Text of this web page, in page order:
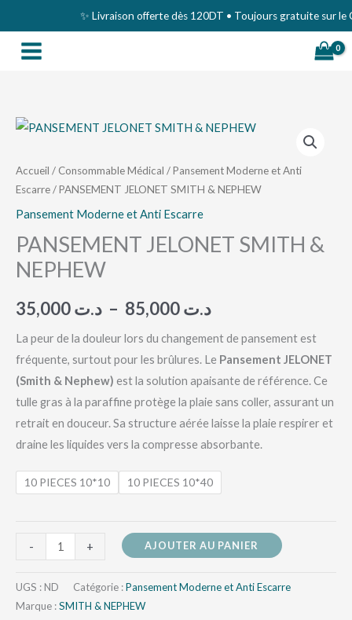
au
contenu
✨ Livraison offerte dès 120DT • Toujours gratuite sur le
Accueil / Consommable Médical /Pansement Moderne et Anti
Escarre/ PANSEMENT JELONET SMITH & NEPHEW
Pansement Moderne et Anti Escarre
PANSEMENT JELONET SMITH &
NEPHEW
د.ت – د.ت
Plage
de
prix :
à
La peur de la douleur lors du changement de pansement est
fréquente, surtout pour les brûlures. Le Pansement JELONET
(Smith & Nephew) est la solution apaisante de référence. Ce
tulle gras à la paraffine protège la plaie sans coller, assurant un
retrait en douceur. Sa structure aérée laisse la plaie respirer et
draine les liquides vers la compresse absorbante.
10 PIECES 10*10 10 PIECES 10*40
-
quantité
PANSEMENT
JELONET
SMITH
NEPHEW
+ AJOUTER AU PANIER
UGS : ND Catégorie :Pansement Moderne et Anti Escarre
Marque :SMITH & NEPHEW